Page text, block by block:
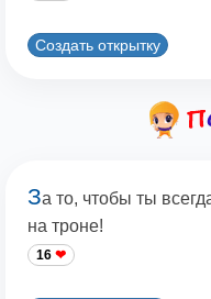
Создать открытку
За то, чтобы ты
на троне!
16